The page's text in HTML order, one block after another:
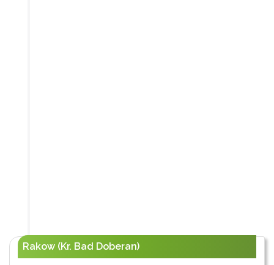
Rakow (Kr. Bad Doberan)